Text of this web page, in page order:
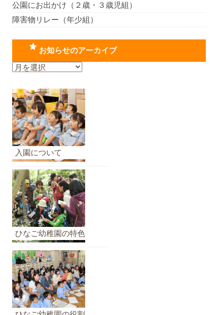
公園にお出かけ（２歳・３歳児組）
障害物リレー（年少組）
お知らせのアーカイブ
お
ら
せ
の
ア
ー
カ
イ
ブ
入園について
ひなご幼稚園の特色